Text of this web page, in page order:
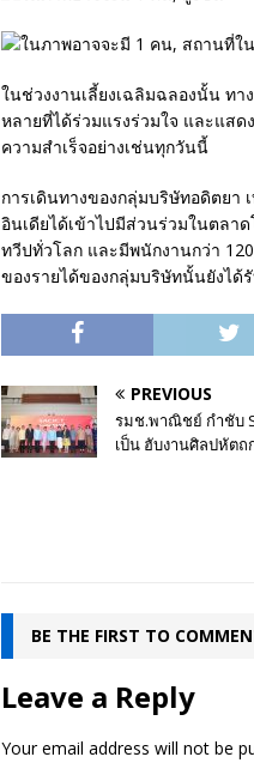
ในช่วงงานเลี้ยงเฉลิมฉลองนั้น ท
หลายที่ได้ร่วมแรงร่วมใจ และแส
ความสำเร็จอย่างเช่นทุกวันนี้
การเดินทางของกลุ่มบริษัทอดิตยา
อินเดียได้เข้าไปมีส่วนร่วมในตลา
ทวีปทั่วโลก และมีพนักงานกว่า
ของรายได้ของกลุ่มบริษัทนั้นยังได้
PREVIOUS
รมช.พาณิชย์ กำชับ
เป็น ฮับงานศิลปหัตถ
BE THE FIRST TO
Leave a Reply
Your email address will not be